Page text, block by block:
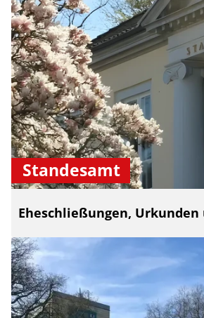
Standesamt
Eheschließungen,